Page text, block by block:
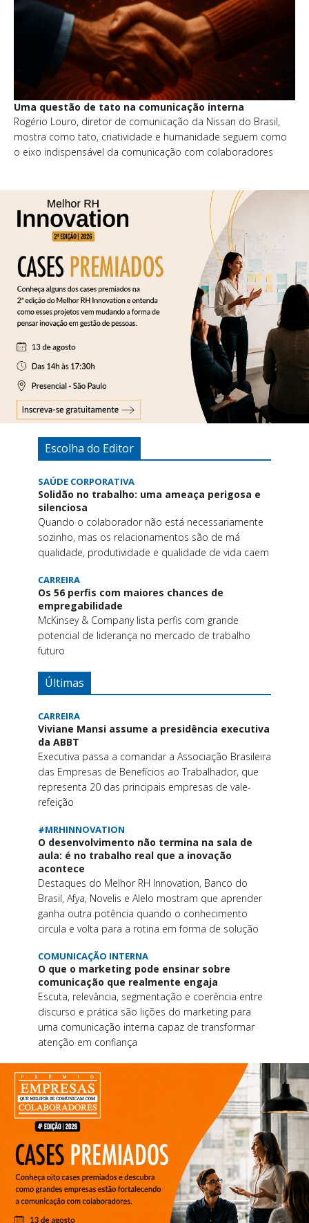
Uma questão de tato na comunicação interna
Rogério Louro, diretor de comunicação da Nissan do Brasil,
mostra como tato, criatividade e humanidade seguem como
o eixo indispensável da comunicação com colaboradores
Escolha do Editor
SAÚDE CORPORATIVA
Solidão no trabalho: uma ameaça perigosa e
silenciosa
Quando o colaborador não está necessariamente
sozinho, mas os relacionamentos são de má
qualidade, produtividade e qualidade de vida caem
CARREIRA
Os 56 perfis com maiores chances de
empregabilidade
McKinsey & Company lista perfis com grande
potencial de liderança no mercado de trabalho
futuro
Últimas
CARREIRA
Viviane Mansi assume a presidência executiva
da ABBT
Executiva passa a comandar a Associação Brasileira
das Empresas de Benefícios ao Trabalhador, que
representa 20 das principais empresas de vale-
refeição
#MRHINNOVATION
O desenvolvimento não termina na sala de
aula: é no trabalho real que a inovação
acontece
Destaques do Melhor RH Innovation, Banco do
Brasil, Afya, Novelis e Alelo mostram que aprender
ganha outra potência quando o conhecimento
circula e volta para a rotina em forma de solução
COMUNICAÇÃO INTERNA
O que o marketing pode ensinar sobre
comunicação que realmente engaja
Escuta, relevância, segmentação e coerência entre
discurso e prática são lições do marketing para
uma comunicação interna capaz de transformar
atenção em confiança